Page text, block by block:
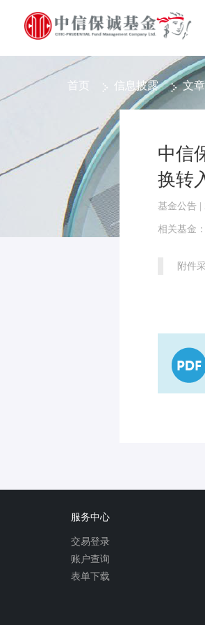
首页 信息披露 文
中信
换转
基金公告 |
相关基金：
附件
服务中心
交易登录
账户查询
表单下载